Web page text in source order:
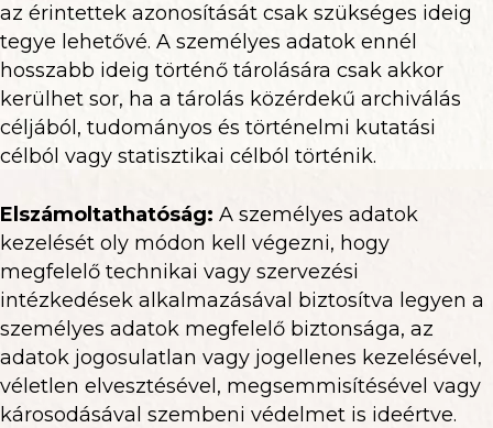
az érintettek azonosítását csak szükséges ideig
tegye lehetővé. A személyes adatok ennél
hosszabb ideig történő tárolására csak akkor
kerülhet sor, ha a tárolás közérdekű archiválás
céljából, tudományos és történelmi kutatási
célból vagy statisztikai célból történik.
Elszámoltathatóság: A személyes adatok
kezelését oly módon kell végezni, hogy
megfelelő technikai vagy szervezési
intézkedések alkalmazásával biztosítva legyen a
személyes adatok megfelelő biztonsága, az
adatok jogosulatlan vagy jogellenes kezelésével,
véletlen elvesztésével, megsemmisítésével vagy
károsodásával szembeni védelmet is ideértve.